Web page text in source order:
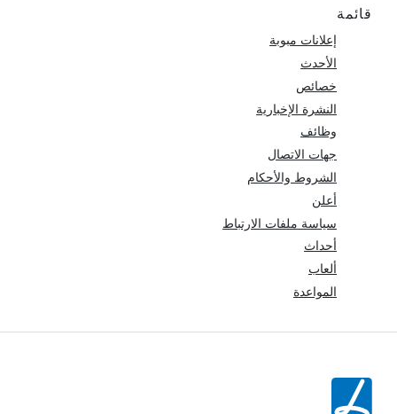
قائمة
إعلانات مبوبة
الأحدث
خصائص
النشرة الإخبارية
وظائف
جهات الاتصال
الشروط والأحكام
أعلن
سياسة ملفات الارتباط
أحداث
ألعاب
المواعدة